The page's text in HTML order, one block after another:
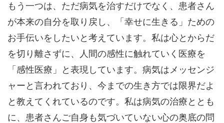
もう一つは、ただ病気を治すだけでなく、患者さん
が本来の自分を取り戻し、「幸せに生きる」ための
お手伝いをしたいと考えています。私は心とからだ
を切り離さずに、人間の感性に触れていく医療を
「感性医療」と表現しています。病気はメッセンジ
ャーと言われており、今までの生き方では限界だよ
と教えてくれているのです。私は病気の治療ととも
に、患者さんご自身も気づいていない心の奥底の問